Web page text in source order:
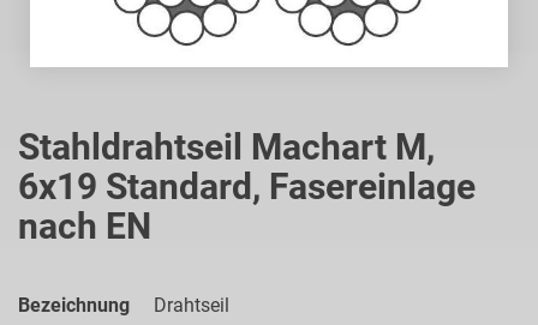
Stahldrahtseil Machart M,
6x19 Standard, Fasereinlage
nach EN
Bezeichnung Drahtseil
Anfang
der
Bildgalerie
springen